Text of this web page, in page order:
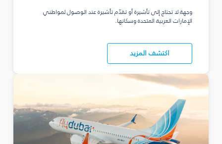
وجهة لا تحتاج إلى تأشيرة أو تقدّم تأشيرة عند الوصول لمواطني
الإمارات العربية المتحدة وسكانها.
اكتشف المزيد